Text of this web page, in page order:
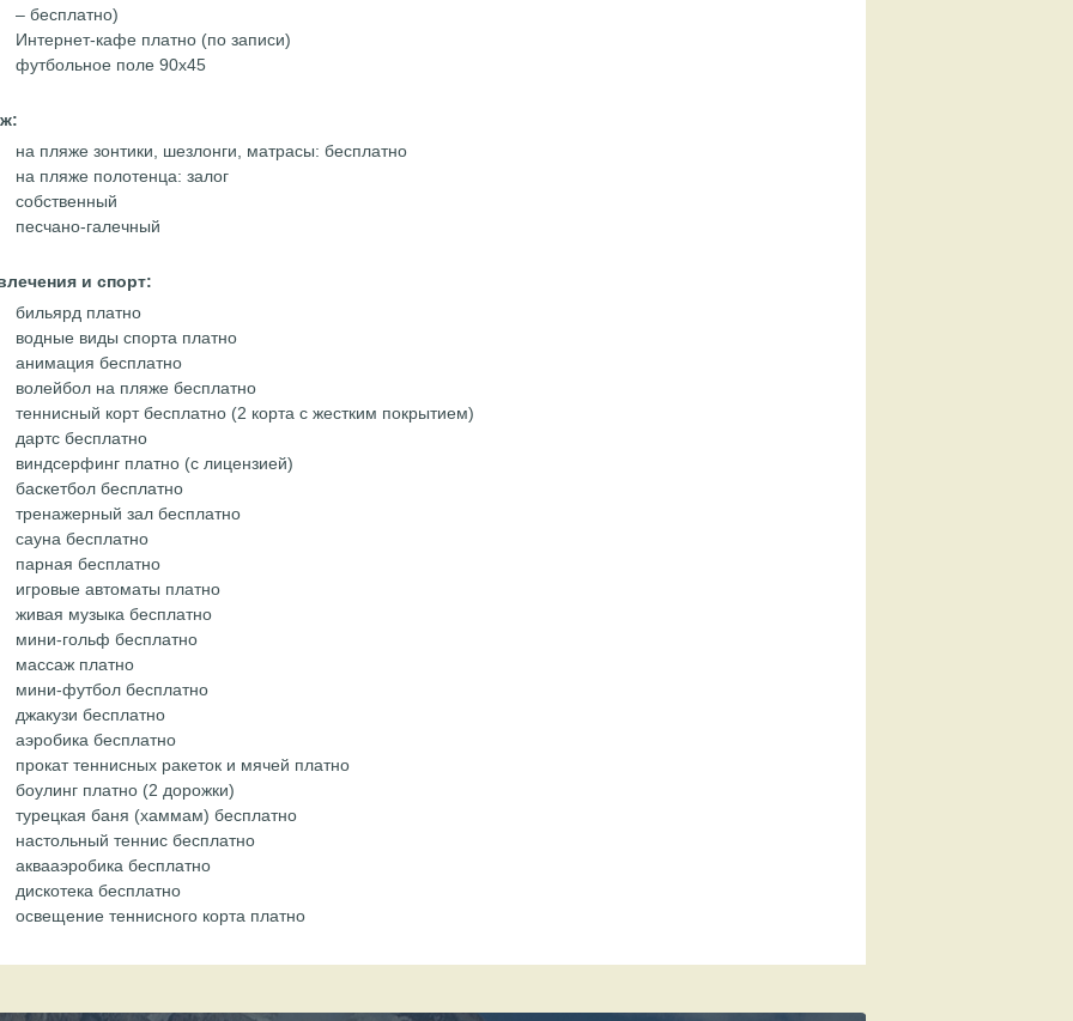
– бесплатно)
Интернет-кафе платно (по записи)
футбольное поле 90х45
на пляже зонтики, шезлонги, матрасы: бесплатно
на пляже полотенца: залог
собственный
песчано-галечный
и спорт:
бильярд платно
водные виды спорта платно
анимация бесплатно
волейбол на пляже бесплатно
теннисный корт бесплатно (2 корта с жестким покрытием)
дартс бесплатно
виндсерфинг платно (с лицензией)
баскетбол бесплатно
тренажерный зал бесплатно
сауна бесплатно
парная бесплатно
игровые автоматы платно
живая музыка бесплатно
мини-гольф бесплатно
массаж платно
мини-футбол бесплатно
джакузи бесплатно
аэробика бесплатно
прокат теннисных ракеток и мячей платно
боулинг платно (2 дорожки)
турецкая баня (хаммам) бесплатно
настольный теннис бесплатно
аквааэробика бесплатно
дискотека бесплатно
освещение теннисного корта платно